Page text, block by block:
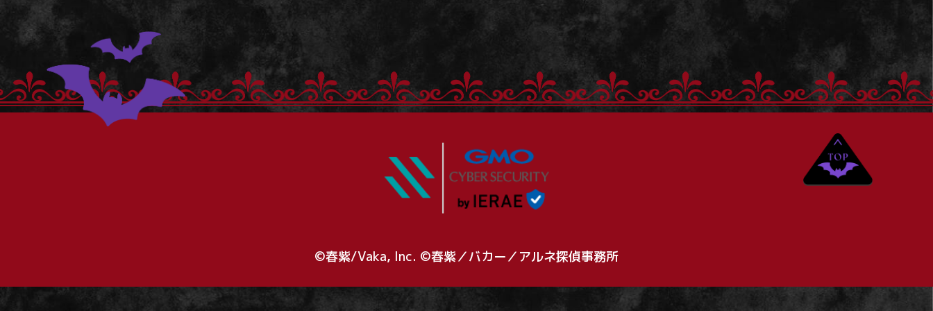
©春紫/Vaka, Inc. ©春紫／バカー／アルネ探偵事務所